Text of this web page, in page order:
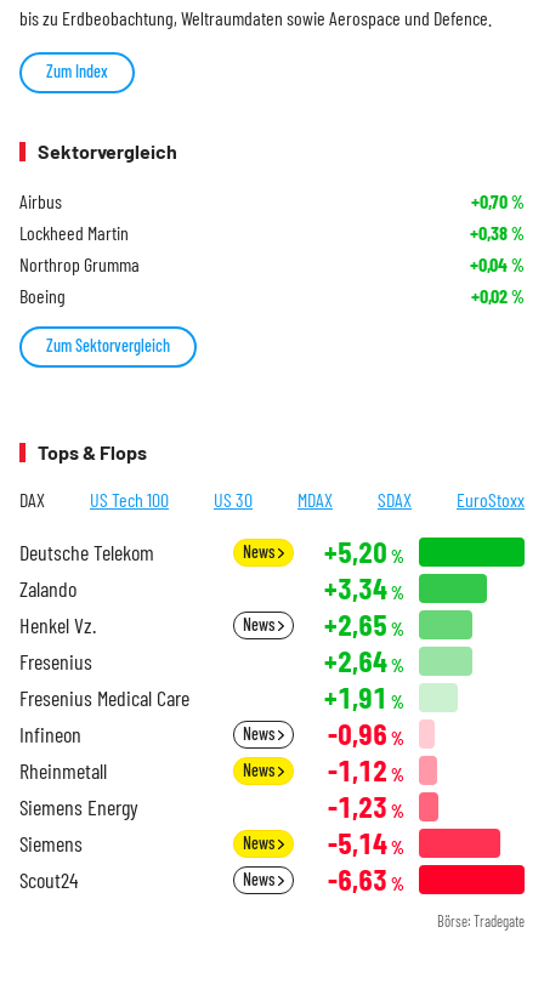
bis zu Erdbeobachtung, Weltraumdaten sowie Aerospace und Defence.
Zum Index
Sektorvergleich
Airbus +0,70%
Lockheed Martin +0,38%
Northrop Grumma +0,04%
Boeing +0,02%
Zum Sektorvergleich
Tops & Flops
DAX US Tech 100 US 30 MDAX SDAX EuroStoxx
Deutsche Telekom News +5,20 %
Zalando +3,34%
Henkel Vz. News +2,65 %
Fresenius +2,64%
Fresenius Medical Care +1,91 %
Infineon News -0,96 %
Rheinmetall News -1,12 %
Siemens Energy -1,23 %
Siemens News -5,14%
Scout24 News -6,63 %
Börse: Tradegate